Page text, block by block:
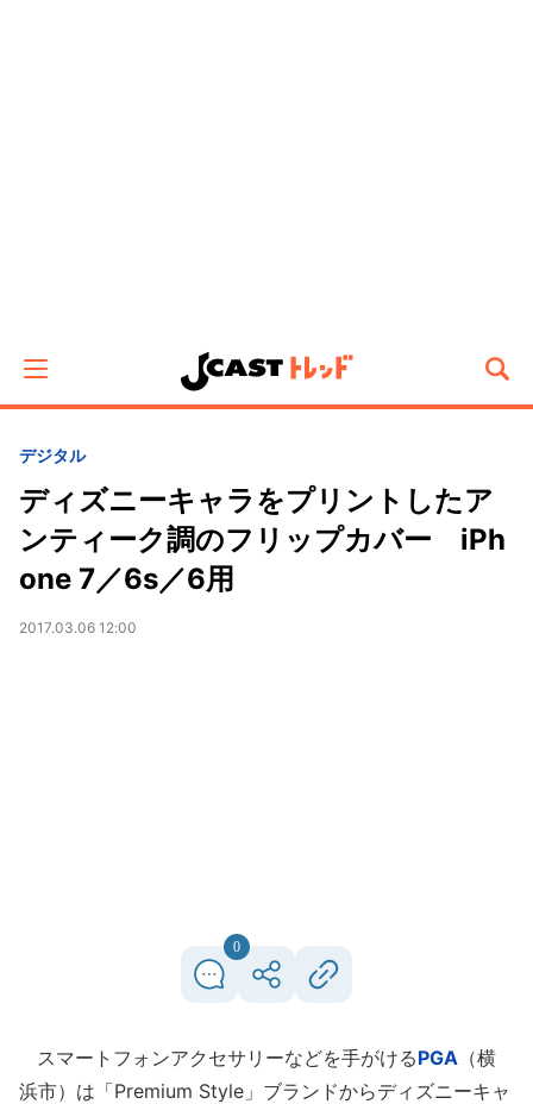
デジタル
ディズニーキャラをプリントしたア
ンティーク調のフリップカバー iPh
one 7／6s／6用
2017.03.06 12:00
0
スマートフォンアクセサリーなどを手がけるPGA （横
浜市）は「Premium Style」ブランドからディズニーキャ